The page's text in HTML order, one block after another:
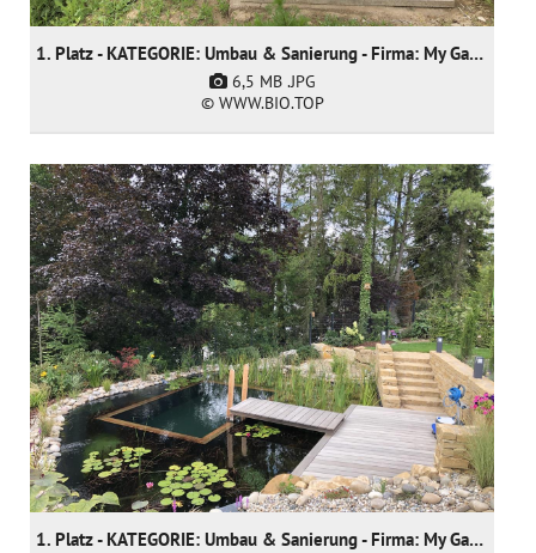
1. Platz - KATEGORIE: Umbau & Sanierung - Firma: My Garden sarl
6,5 MB .JPG
© WWW.BIO.TOP
1. Platz - KATEGORIE: Umbau & Sanierung - Firma: My Garden sarl